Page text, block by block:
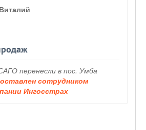
Виталий
перенесли в пос. Умба
сотрудником
Ингосстрах